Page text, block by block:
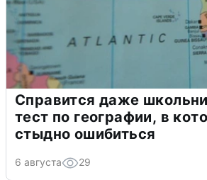
Справится даже
тест по географии, в
стыдно ошибиться
6 августа 29